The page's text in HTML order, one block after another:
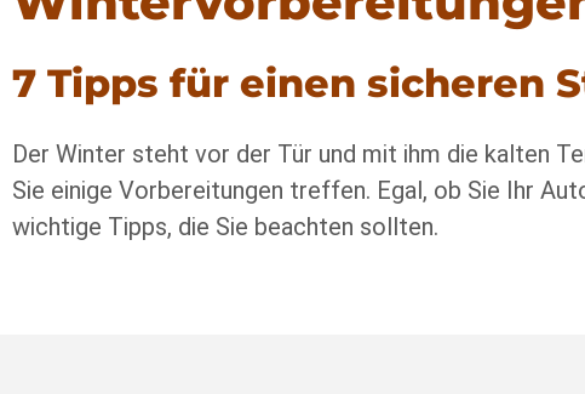
7 Tipps für einen sicheren
Der Winter steht vor der Tür und mit ihm die kalten
Sie einige Vorbereitungen treffen. Egal, ob Sie Ihr
wichtige Tipps, die Sie beachten sollten.